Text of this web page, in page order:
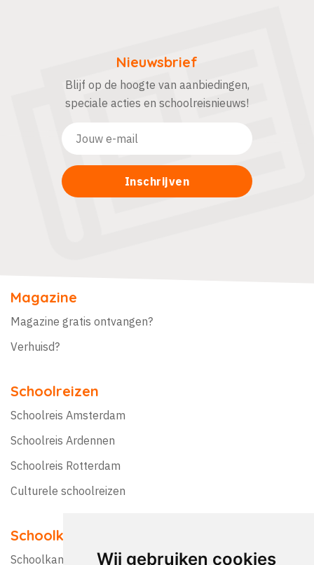
Wij gebruiken cookies
Nieuwsbrief
Blijf op de hoogte van aanbiedingen,
speciale acties en schoolreisnieuws!
Magazine
Magazine gratis ontvangen?
Verhuisd?
Schoolreizen
Schoolreis Amsterdam
Schoolreis Ardennen
Schoolreis Rotterdam
Culturele schoolreizen
Schoolkampen
Schoolkamp Nederland